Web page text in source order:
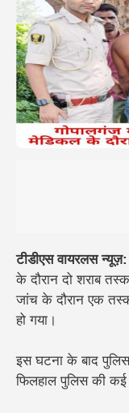
टीडीएस वायरलस न्यूज़:
के दौरान दो शराब
जांच के दौरानएक
हो गया ।
इस घटना के बाद
फिलहाल पुलिस की